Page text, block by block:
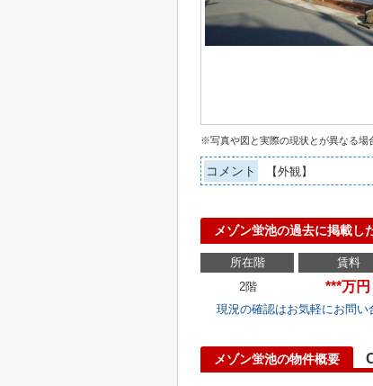
※写真や図と実際の現状とが異なる場
コメント 【外観】
メゾン蛍池の過去に掲載し
所在階 賃料
2階
***万円
現況の確認はお気軽にお問い
メゾン蛍池の物件概要